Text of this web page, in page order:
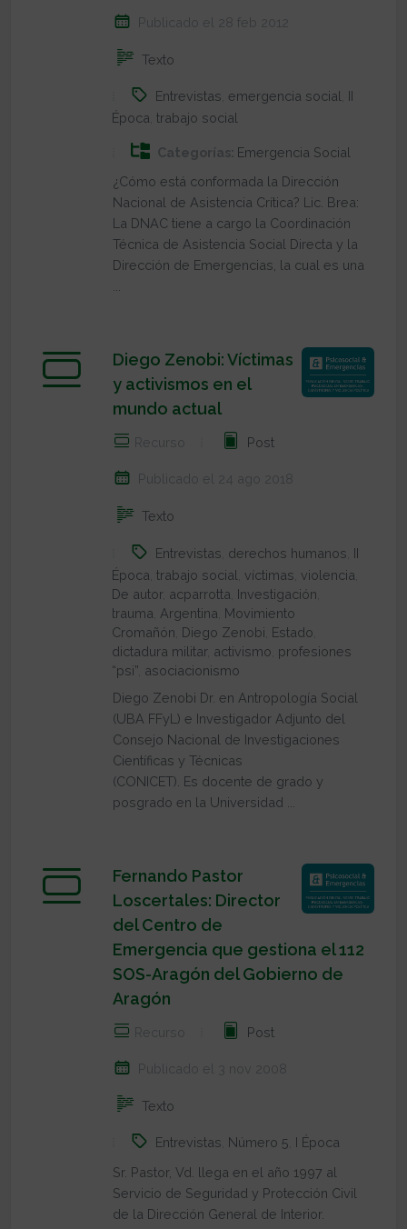
Publicado el 28 feb 2012
Texto
Entrevistas emergencia social II
Época trabajo social
Categorías: Emergencia Social
¿Cómo está conformada la Dirección
Nacional de Asistencia Crítica? Lic. Brea:
La DNAC tiene a cargo la Coordinación
Técnica de Asistencia Social Directa y la
Dirección de Emergencias, la cual es una
Diego Zenobi: Víctimas
y activismos en el
mundo actual
Recurso Post
Publicado el 24 ago 2018
Texto
Entrevistas derechos humanos II
Época trabajo social víctimas violencia
De autor, acparrotta Investigación
trauma Argentina Movimiento
Cromañón Diego Zenobi Estado
dictadura militar, activismo profesiones
“psi” asociacionismo
Diego Zenobi Dr. en Antropología Social
(UBA FFyL) e Investigador Adjunto del
Consejo Nacional de Investigaciones
Científicas y Técnicas
(CONICET). Es docente de grado y
posgrado en la Universidad ...
Fernando Pastor
Loscertales: Director
del Centro de
Emergencia que gestiona el 112
SOS-Aragón del Gobierno de
Aragón
Recurso Post
Publicado el 3 nov 2008
Texto
Entrevistas Número 5 I Época
Sr. Pastor, Vd. llega en el año 1997 al
Servicio de Seguridad y Protección Civil
de la Dirección General de Interior.